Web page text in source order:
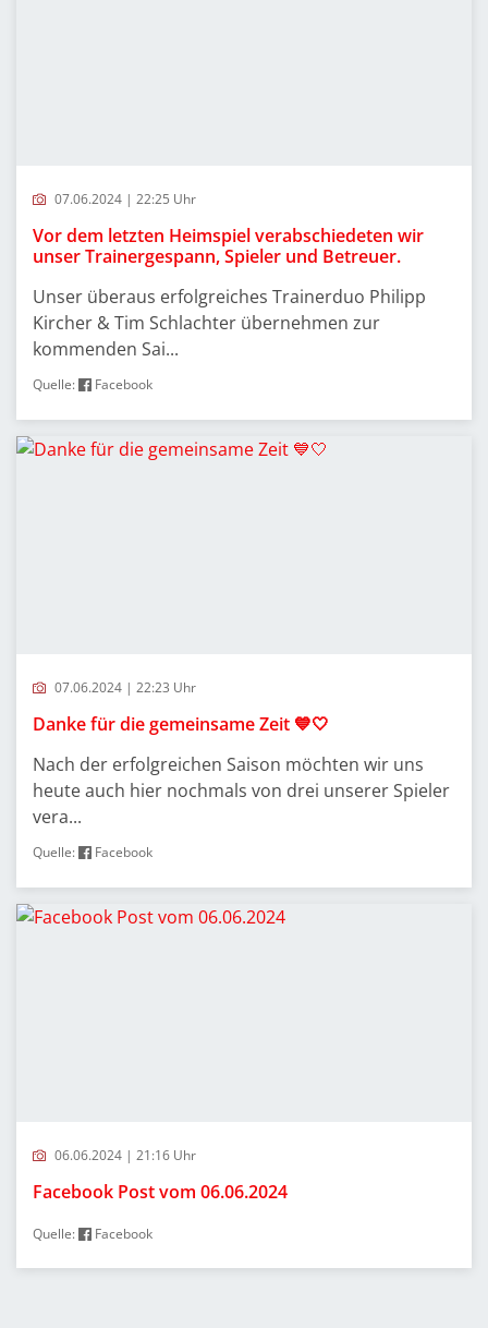
07.06.2024 | 22:25 Uhr
Vor dem letzten Heimspiel verabschiedeten wir
unser Trainergespann, Spieler und Betreuer.
Unser überaus erfolgreiches Trainerduo Philipp
Kircher & Tim Schlachter übernehmen zur
kommenden Sai...
Quelle: Facebook
07.06.2024 | 22:23 Uhr
Danke für die gemeinsame Zeit 💙🤍
Nach der erfolgreichen Saison möchten wir uns
heute auch hier nochmals von drei unserer Spieler
vera...
Quelle: Facebook
06.06.2024 | 21:16 Uhr
Facebook Post vom 06.06.2024
Quelle: Facebook